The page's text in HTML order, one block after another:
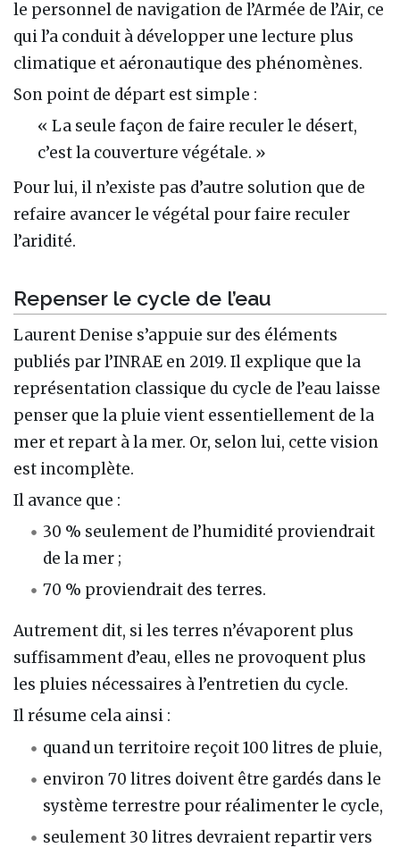
le personnel de navigation de l’Armée de l’Air, ce
qui l’a conduit à développer une lecture plus
climatique et aéronautique des phénomènes.
Son point de départ est simple :
« La seule façon de faire reculer le désert,
c’est la couverture végétale. »
Pour lui, il n’existe pas d’autre solution que de
refaire avancer le végétal pour faire reculer
l’aridité.
Repenser le cycle de l’eau
Laurent Denise s’appuie sur des éléments
publiés par l’INRAE en 2019. Il explique que la
représentation classique du cycle de l’eau laisse
penser que la pluie vient essentiellement de la
mer et repart à la mer. Or, selon lui, cette vision
est incomplète.
Il avance que :
30 % seulement de l’humidité proviendrait
de la mer ;
70 % proviendrait des terres.
Autrement dit, si les terres n’évaporent plus
suffisamment d’eau, elles ne provoquent plus
les pluies nécessaires à l’entretien du cycle.
Il résume cela ainsi :
quand un territoire reçoit 100 litres de pluie,
environ 70 litres doivent être gardés dans le
système terrestre pour réalimenter le cycle,
seulement 30 litres devraient repartir vers